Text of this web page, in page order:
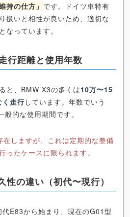
持の仕方」 です。ドイツ車特有
扱いと相性が良いため、適切な
なっています。
行距離と使用年数
と、BMW X3の多くは10万〜15
く走行しています。年数でいう
的な使用期間です。
しますが、これは定期的な整備
ったケースに限られます。
性の違い（初代〜現行）
E83から始まり、現在のG01型